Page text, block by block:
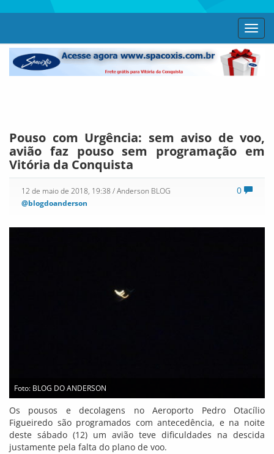
Pouso com Urgência: sem aviso de voo,
avião faz pouso sem programação em
Vitória da Conquista
0
12 de maio de 2018, 19:38 / Anderson BLOG
@blogdoanderson
Foto: BLOG DO ANDERSON
Os pousos e decolagens no Aeroporto Pedro Otacílio
Figueiredo são programados com antecedência, e na noite
deste sábado (12) um avião teve dificuldades na descida
justamente pela falta do plano de voo.